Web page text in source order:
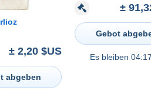
± 2,20 $US
abgeben
Théobald
(tonneaux
ses initiales)
±
Gebot
Es bleiben